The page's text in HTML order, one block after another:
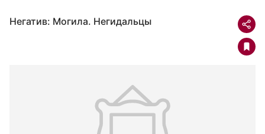
Негатив: Могила. Негидальцы